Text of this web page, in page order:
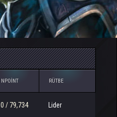
NPOINT RÜTBE
0 / 79,734 Lider